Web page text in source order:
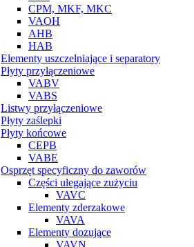
CPM, MKF, MKC
VAOH
AHB
HAB
Elementy uszczelniające i separatory
Płyty przyłączeniowe
VABV
VABS
Listwy przyłączeniowe
Płyty zaślepki
Płyty końcowe
CEPB
VABE
Osprzęt specyficzny do zaworów
Części ulegające zużyciu
VAVC
Elementy zderzakowe
VAVA
Elementy dozujące
VAVN